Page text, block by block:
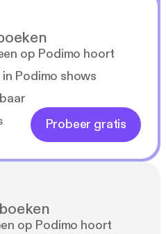
op Podimo hoort
Podimo shows
Probeer gratis
op Podimo hoort